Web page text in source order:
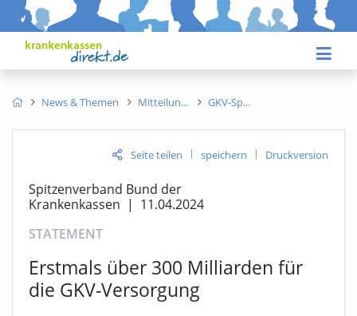
News & Themen Mitteilun GKV-Sp
Seite teilen | speichern | Druckversion
Spitzenverband Bund der
Krankenkassen | 11.04.2024
STATEMENT
Erstmals über 300 Milliarden für
die GKV-Versorgung